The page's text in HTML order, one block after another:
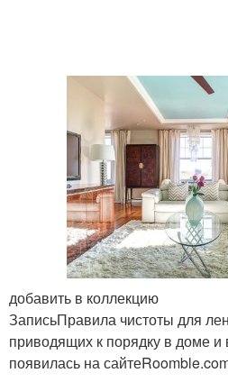
добавить в коллекцию
ЗаписьПравила чистоты для
приводящих к порядку в доме
появилась на